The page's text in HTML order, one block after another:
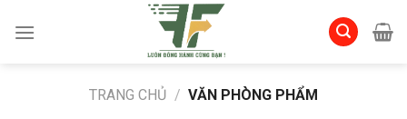
TRANG CHỦ / VĂN PHÒNG PHẨM